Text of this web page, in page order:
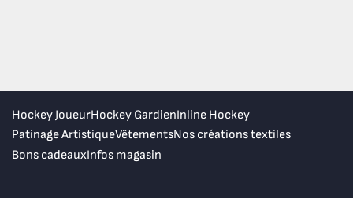
Hockey JoueurHockey GardienInline Hockey
Patinage ArtistiqueVêtementsNos créations textiles
Bons cadeauxInfos magasin